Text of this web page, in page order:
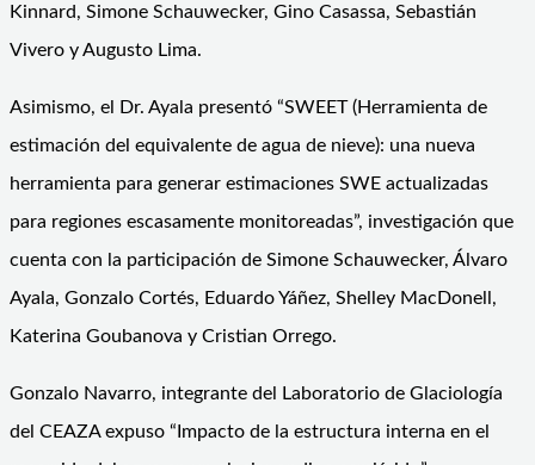
Kinnard, Simone Schauwecker, Gino Casassa, Sebastián
Vivero y Augusto Lima.
Asimismo, el Dr. Ayala presentó “SWEET (Herramienta de
estimación del equivalente de agua de nieve): una nueva
herramienta para generar estimaciones SWE actualizadas
para regiones escasamente monitoreadas”, investigación que
cuenta con la participación de Simone Schauwecker, Álvaro
Ayala, Gonzalo Cortés, Eduardo Yáñez, Shelley MacDonell,
Katerina Goubanova y Cristian Orrego.
Gonzalo Navarro, integrante del Laboratorio de Glaciología
del CEAZA expuso “Impacto de la estructura interna en el